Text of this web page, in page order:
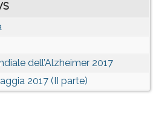
dell’Alzheimer 2017
2017 (II parte)